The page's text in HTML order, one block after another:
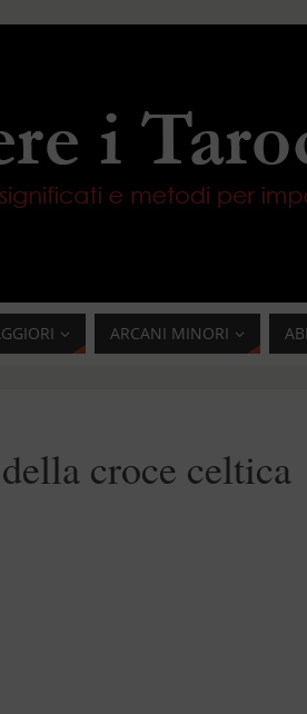
ARCANI MINORI
croce celtica